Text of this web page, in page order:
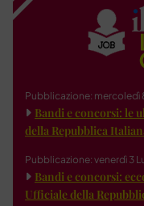
Pubblicazione: mercoledì
Bandi e concorsi: le
della Repubblica
Pubblicazione: venerdì 3
Bandi e concorsi:
Ufficiale della